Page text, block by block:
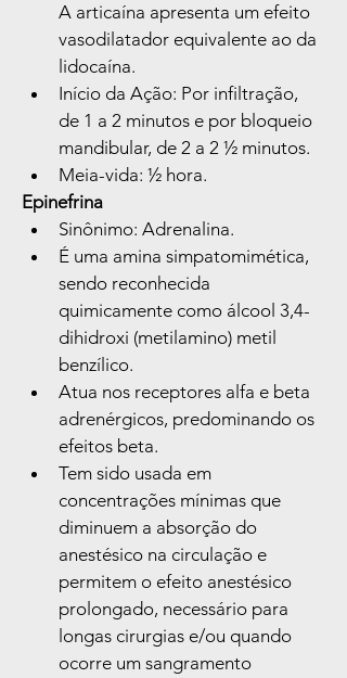
A articaína apresenta um efeito
vasodilatador equivalente ao da
lidocaína.
Início da Ação: Por infiltração,
de 1 a 2 minutos e por bloqueio
mandibular, de 2 a 2 ½ minutos.
Meia-vida: ½ hora.
Epinefrina
Sinônimo: Adrenalina.
É uma amina simpatomimética,
sendo reconhecida
quimicamente como álcool 3,4-
dihidroxi (metilamino) metil
benzílico.
Atua nos receptores alfa e beta
adrenérgicos, predominando os
efeitos beta.
Tem sido usada em
concentrações mínimas que
diminuem a absorção do
anestésico na circulação e
permitem o efeito anestésico
prolongado, necessário para
longas cirurgias e/ou quando
ocorre um sangramento